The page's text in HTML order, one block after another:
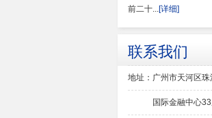
前二十... [详细]
联系我们
地址：广州市天河区珠
国际金融中心33